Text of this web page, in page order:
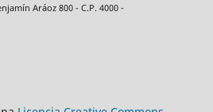
Aráoz 800 - C.P. 4000 -